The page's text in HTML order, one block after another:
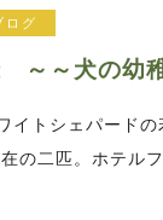
ログ
～～犬の幼
イトシェパードの
の二匹。ホテル